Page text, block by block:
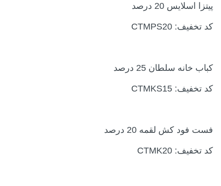
پیتزا اسلایس 20 درصد
کد تخفیف: CTMPS20
کباب خانه سلطان 25 درصد
کد تخفیف: CTMKS15
فست فود کش لقمه 20 درصد
کد تخفیف: CTMK20